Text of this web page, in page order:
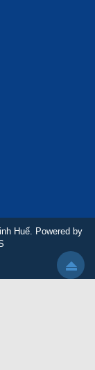
Huế. Powered by